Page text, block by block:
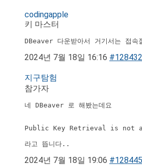
codingapple
키 마스터
DBeaver 다운받아서 거기서는 접속
2024년 7월 18일 16:16 #128432
지구탐험
참가자
네 DBeaver 로 해봤는데요
Public Key Retrieval is not
라고 뜹니다..
2024년 7월 18일 19:06 #128445